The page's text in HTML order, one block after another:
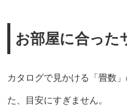
お部屋に合った
カタログで見かける「畳数
た、目安にすぎません。